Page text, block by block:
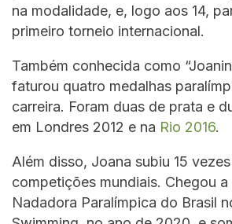
na modalidade, e, logo aos 14,
primeiro torneio internacional.
Também conhecida como
faturou quatro medalhas
carreira. Foram duas de prata e
em Londres 2012 e na Rio 2016.
Além disso, Joana subiu 15
competições mundiais. Chegou
Nadadora Paralímpica do Brasil